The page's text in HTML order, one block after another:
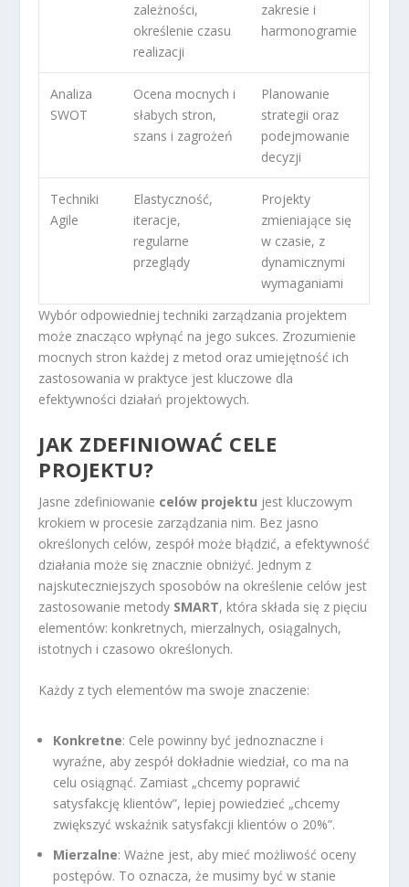
zależności,
określenie czasu
realizacji
zakresie i
harmonogramie
Analiza
SWOT
Ocena mocnych i
słabych stron,
szans i zagrożeń
Planowanie
strategii oraz
podejmowanie
decyzji
Techniki
Agile
Elastyczność,
iteracje,
regularne
przeglądy
Projekty
zmieniające się
w czasie, z
dynamicznymi
wymaganiami
Wybór odpowiedniej techniki zarządzania projektem
może znacząco wpłynąć na jego sukces. Zrozumienie
mocnych stron każdej z metod oraz umiejętność ich
zastosowania w praktyce jest kluczowe dla
efektywności działań projektowych.
JAK ZDEFINIOWAĆ CELE
PROJEKTU?
Jasne zdefiniowanie celów projektu jest kluczowym
krokiem w procesie zarządzania nim. Bez jasno
określonych celów, zespół może błądzić, a efektywność
działania może się znacznie obniżyć. Jednym z
najskuteczniejszych sposobów na określenie celów jest
zastosowanie metody SMART, która składa się z pięciu
elementów: konkretnych, mierzalnych, osiągalnych,
istotnych i czasowo określonych.
Każdy z tych elementów ma swoje znaczenie:
Konkretne: Cele powinny być jednoznaczne i
wyraźne, aby zespół dokładnie wiedział, co ma na
celu osiągnąć. Zamiast „chcemy poprawić
satysfakcję klientów”, lepiej powiedzieć „chcemy
zwiększyć wskaźnik satysfakcji klientów o 20%”.
Mierzalne: Ważne jest, aby mieć możliwość oceny
postępów. To oznacza, że musimy być w stanie